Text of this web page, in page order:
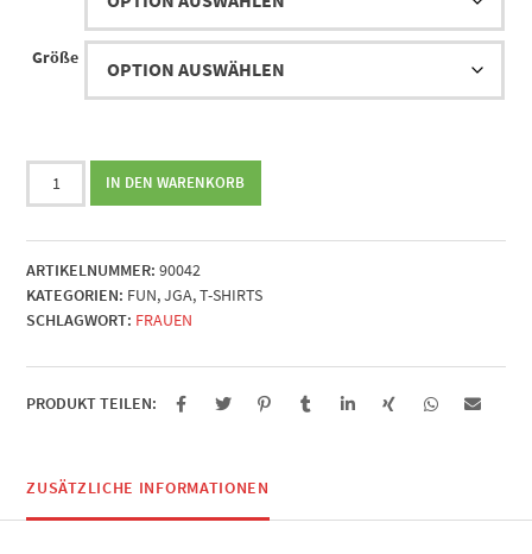
Größe
Name's
Junggesellinnen
Menge
IN DEN WARENKORB
ARTIKELNUMMER: 90042
KATEGORIEN: FUN,JGA,T-SHIRTS
SCHLAGWORT: FRAUEN
PRODUKT TEILEN:
ZUSÄTZLICHE INFORMATIONEN